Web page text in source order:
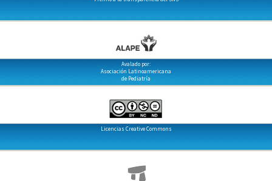
Avalado por:
Asociación Latinoamericana
de Pediatría
Licencias Creative Commons